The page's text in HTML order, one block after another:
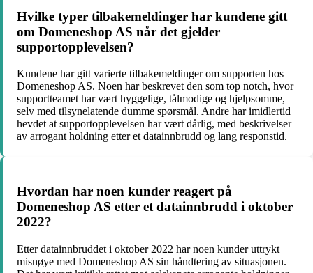
Hvilke typer tilbakemeldinger har kundene gitt
om Domeneshop AS når det gjelder
supportopplevelsen?
Kundene har gitt varierte tilbakemeldinger om supporten hos
Domeneshop AS. Noen har beskrevet den som top notch, hvor
supportteamet har vært hyggelige, tålmodige og hjelpsomme,
selv med tilsynelatende dumme spørsmål. Andre har imidlertid
hevdet at supportopplevelsen har vært dårlig, med beskrivelser
av arrogant holdning etter et datainnbrudd og lang responstid.
Hvordan har noen kunder reagert på
Domeneshop AS etter et datainnbrudd i oktober
2022?
Etter datainnbruddet i oktober 2022 har noen kunder uttrykt
misnøye med Domeneshop AS sin håndtering av situasjonen.